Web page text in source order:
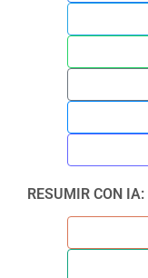
RESUMIR CON IA: